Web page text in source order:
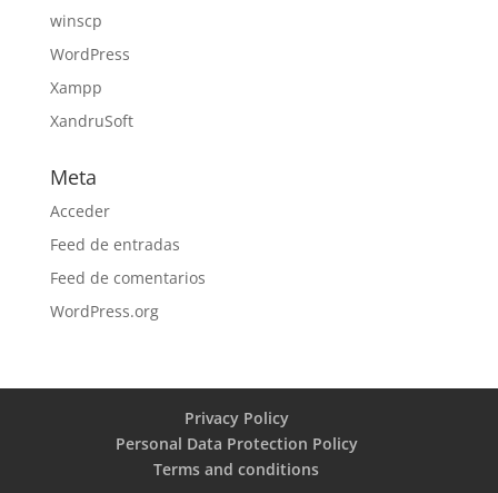
winscp
WordPress
Xampp
XandruSoft
Meta
Acceder
Feed de entradas
Feed de comentarios
WordPress.org
Privacy Policy
Personal Data Protection Policy
Terms and conditions